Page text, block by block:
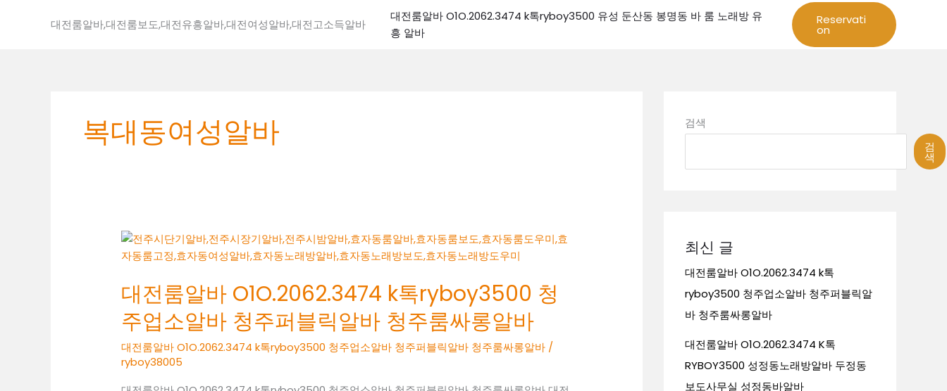
대전룸알바,대전룸보도,대전유흥알바,대전여성알바,대전고소득알바
대전룸알바 O1O.2062.3474 k톡ryboy3500 유성 둔산동 봉명동 바 룸 노래방 유
흥 알바
Reservati
on
복대동여성알바
대전룸알바 O1O.2062.3474 k톡ryboy3500 청
주업소알바 청주퍼블릭알바 청주룸싸롱알바
대전룸알바 O1O.2062.3474 k톡ryboy3500 청주업소알바 청주퍼블릭알바 청주룸싸롱알바 /
ryboy38005
대
전
알
O1O.2062.3474
톡
ryboy3500
검색
검
색
최신 글
대전룸알바 O1O.2062.3474 k톡
ryboy3500 청주업소알바 청주퍼블릭알
바 청주룸싸롱알바
대전룸알바 O1O.2062.3474 K톡
RYBOY3500 성정동노래방알바 두정동
보도사무실 성정동바알바